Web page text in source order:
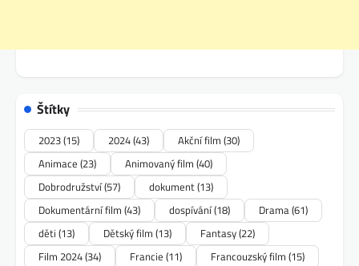
Štítky
2023(15) 2024(43) Akční film (30)
Animace (23) Animovaný film (40)
Dobrodružství(57) dokument(13)
Dokumentární film (43) dospívání(18) Drama(61)
děti (13) Dětský film (13) Fantasy(22)
Film 2024(34) Francie (11) Francouzský film (15)